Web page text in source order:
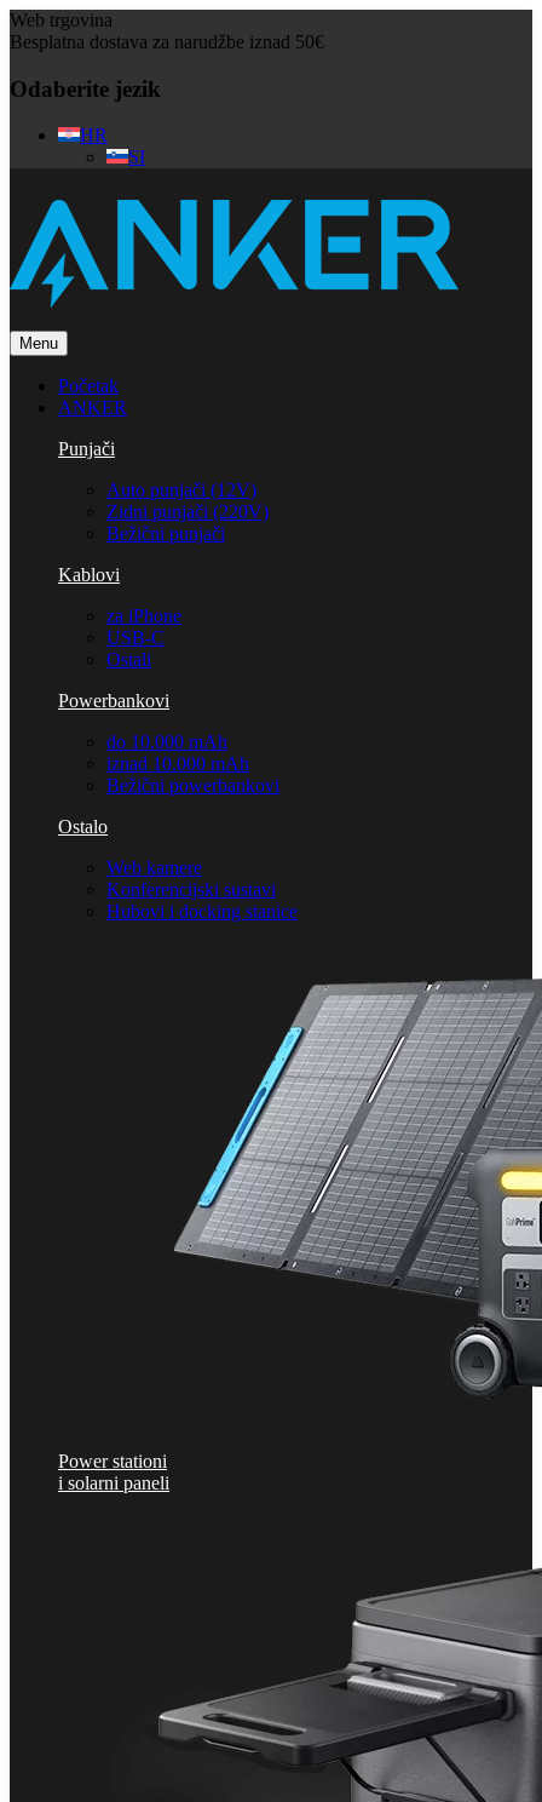
Web trgovina
Besplatna dostava za narudžbe iznad 50€
Odaberite jezik
HR
SI
Menu
Početak
ANKER
Punjači
Auto punjači (12V)
Zidni punjači (220V)
Bežični punjači
Kablovi
za iPhone
USB-C
Ostali
Powerbankovi
do 10.000 mAh
iznad 10.000 mAh
Bežični powerbankovi
Ostalo
Web kamere
Konferencijski sustavi
Hubovi i docking stanice
Power stationi
i solarni paneli